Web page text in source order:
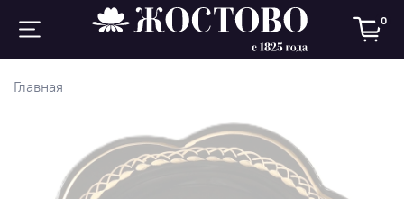
0
Главная